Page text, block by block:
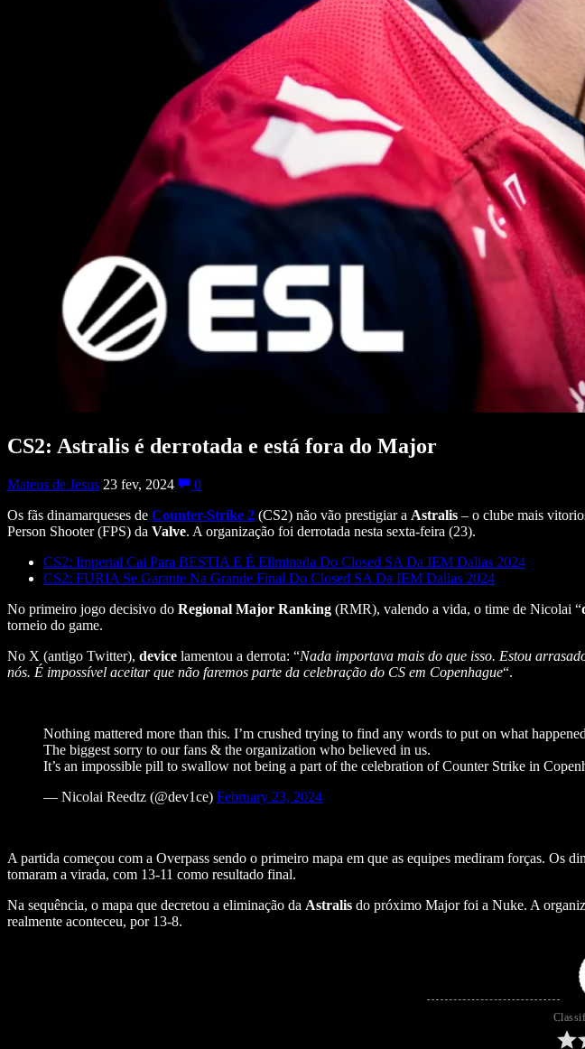
CS2: Astralis é derrotada e está fora do Major
Mateus de Jesus 23 fev, 2024
0
Os fãs dinamarqueses de Counter-Strike 2 (CS2) não vão prestigiar a Astralis – o clube mais
Person Shooter (FPS) da Valve. A organização foi derrotada nesta sexta-feira (23).
CS2: Imperial Cai Para BESTIA E É Eliminada Do Closed SA Da IEM Dallas 2024
CS2: FURIA Se Garante Na Grande Final Do Closed SA Da IEM Dallas 2024
No primeiro jogo decisivo do Regional Major Ranking (RMR), valendo a vida, o time de Nicolai “
torneio do game.
No X (antigo Twitter), device lamentou a derrota: “Nada importava mais do que isso. Estou
nós. É impossível aceitar que não faremos parte da celebração do CS em Copenhague“.
Nothing mattered more than this. I’m crushed trying to find any words to put on what
The biggest sorry to our fans & the organization who believed in us.
It’s an impossible pill to swallow not being a part of the celebration of Counter Strike in
— Nicolai Reedtz (@dev1ce) February 23, 2024
A partida começou com a Overpass sendo o primeiro mapa em que as equipes mediram forças. Os
tomaram a virada, com 13-11 como resultado final.
Na sequência, o mapa que decretou a eliminação da Astralis do próximo Major foi a Nuke. A
realmente aconteceu, por 13-8.